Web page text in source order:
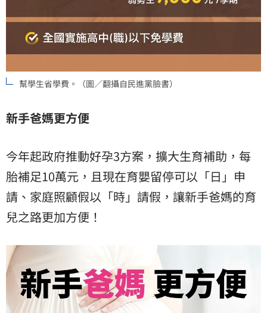
幫學生省學費。（圖／翻攝自民進黨臉書）
新手爸媽更方便
今年起政府推動好孕3方案，擴大生育補助，每
胎補足10萬元，且現在育嬰留停可以「日」申
請、家庭照顧假以「時」請假，讓新手爸媽的育
兒之路更加方便！